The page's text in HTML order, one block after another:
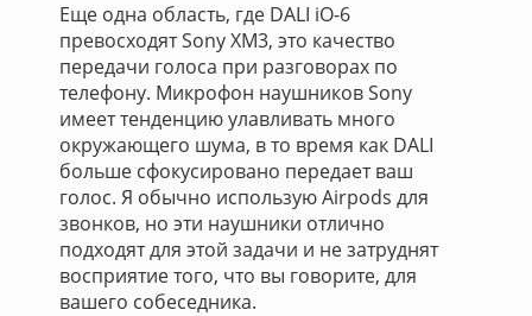
Еще одна область, где DALI iO-6
превосходят Sony XM3, это качество
передачи голоса при разговорах по
телефону. Микрофон наушников Sony
имеет тенденцию улавливать много
окружающего шума, в то время как DALI
больше сфокусировано передает ваш
голос. Я обычно использую Airpods для
звонков, но эти наушники отлично
подходят для этой задачи и не затруднят
восприятие того, что вы говорите, для
вашего собеседника.